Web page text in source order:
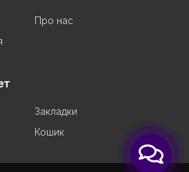
Про нас
Закладки
Кошик